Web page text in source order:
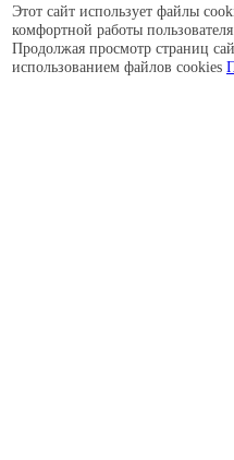
Этот сайт использует файлы
комфортной работы пользователя.
Продолжая просмотр страниц
использованием файлов cookies